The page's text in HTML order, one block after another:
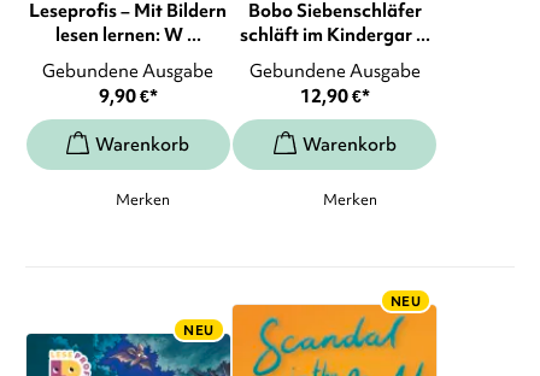
Leseprofis – Mit Bildern
lesen lernen: W ...
Gebundene Ausgabe
9,90€*
Merken
Bobo Siebenschläfer
schläft im Kindergar ...
Gebundene Ausgabe
12,90€*
Merken
NEU
NEU